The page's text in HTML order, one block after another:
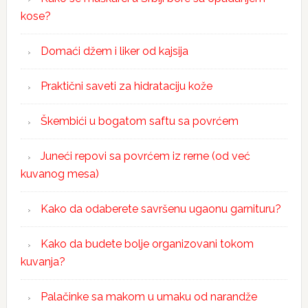
kose?
Domaći džem i liker od kajsija
Praktični saveti za hidrataciju kože
Škembići u bogatom saftu sa povrćem
Juneći repovi sa povrćem iz rerne (od već
kuvanog mesa)
Kako da odaberete savršenu ugaonu garnituru?
Kako da budete bolje organizovani tokom
kuvanja?
Palačinke sa makom u umaku od narandže